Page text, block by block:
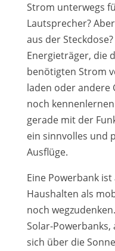
Strom unterwegs
Lautsprecher?
aus der
Energieträger, die
benötigten Strom
laden oder andere
noch
gerade mit der
ein sinnvolles und
Ausflüge.
Eine Powerbank
Haushalten als
noch
Solar-Powerbanks,
sich über die